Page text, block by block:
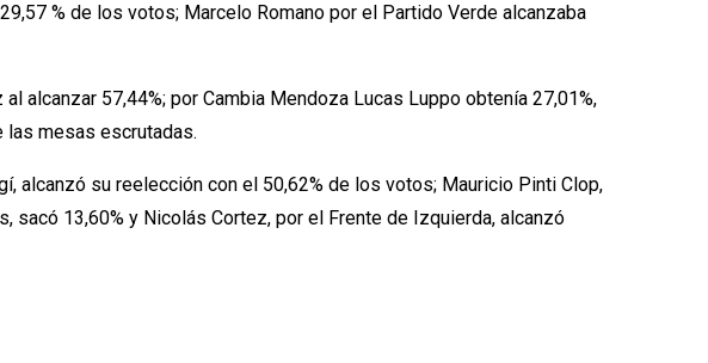
% de los votos; Marcelo Romano por el Partido Verde alcanzaba
alcanzar 57,44%; por Cambia Mendoza Lucas Luppo obtenía 27,01%,
las mesas escrutadas.
alcanzó su reelección con el 50,62% de los votos; Mauricio Pinti Clop,
sacó 13,60% y Nicolás Cortez, por el Frente de Izquierda, alcanzó